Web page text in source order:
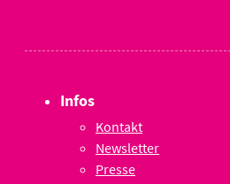
Infos
Kontakt
Newsletter
Presse